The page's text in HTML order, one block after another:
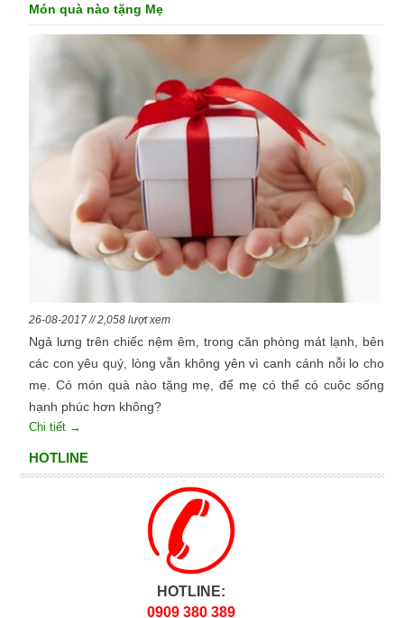
Món quà nào tặng Mẹ
26-08-2017 // 2,058 lượt xem
Ngả lưng trên chiếc nệm êm, trong căn phòng mát lạnh, bên
các con yêu quý, lòng vẫn không yên vì canh cánh nỗi lo cho
mẹ. Có món quà nào tặng mẹ, để mẹ có thể có cuộc sống
hạnh phúc hơn không?
Chi tiết →
HOTLINE
HOTLINE:
0909 380 389